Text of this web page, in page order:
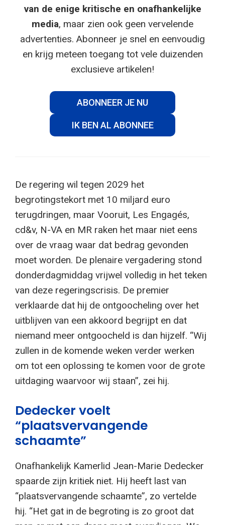
van de enige kritische en onafhankelijke
media, maar zien ook geen vervelende
advertenties. Abonneer je snel en eenvoudig
en krijg meteen toegang tot vele duizenden
exclusieve artikelen!
ABONNEER JE NU
IK BEN AL ABONNEE
De regering wil tegen 2029 het
begrotingstekort met 10 miljard euro
terugdringen, maar Vooruit, Les Engagés,
cd&v, N-VA en MR raken het maar niet eens
over de vraag waar dat bedrag gevonden
moet worden. De plenaire vergadering stond
donderdagmiddag vrijwel volledig in het teken
van deze regeringscrisis. De premier
verklaarde dat hij de ontgoocheling over het
uitblijven van een akkoord begrijpt en dat
niemand meer ontgoocheld is dan hijzelf. “Wij
zullen in de komende weken verder werken
om tot een oplossing te komen voor de grote
uitdaging waarvoor wij staan”, zei hij.
Dedecker voelt
“plaatsvervangende
schaamte”
Onafhankelijk Kamerlid Jean-Marie Dedecker
spaarde zijn kritiek niet. Hij heeft last van
“plaatsvervangende schaamte”, zo vertelde
hij. “Het gat in de begroting is zo groot dat